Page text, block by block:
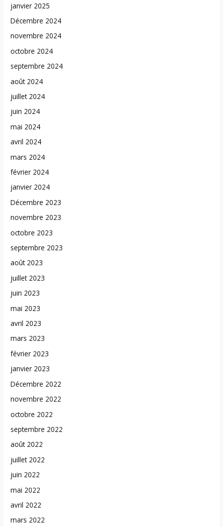
janvier 2025
Décembre 2024
novembre 2024
octobre 2024
septembre 2024
août 2024
juillet 2024
juin 2024
mai 2024
avril 2024
mars 2024
février 2024
janvier 2024
Décembre 2023
novembre 2023
octobre 2023
septembre 2023
août 2023
juillet 2023
juin 2023
mai 2023
avril 2023
mars 2023
février 2023
janvier 2023
Décembre 2022
novembre 2022
octobre 2022
septembre 2022
août 2022
juillet 2022
juin 2022
mai 2022
avril 2022
mars 2022